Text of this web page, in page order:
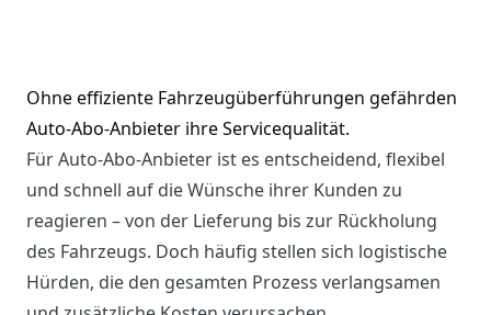
Ohne effiziente Fahrzeugüberführungen gefährden
Auto-Abo-Anbieter ihre Servicequalität.
Für Auto-Abo-Anbieter ist es entscheidend, flexibel
und schnell auf die Wünsche ihrer Kunden zu
reagieren – von der Lieferung bis zur Rückholung
des Fahrzeugs. Doch häufig stellen sich logistische
Hürden, die den gesamten Prozess verlangsamen